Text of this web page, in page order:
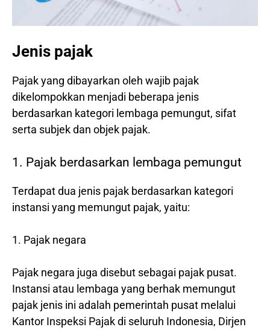
Jenis pajak
Pajak yang dibayarkan oleh wajib pajak
dikelompokkan menjadi beberapa jenis
berdasarkan kategori lembaga pemungut, sifat
serta subjek dan objek pajak.
1. Pajak berdasarkan lembaga pemungut
Terdapat dua jenis pajak berdasarkan kategori
instansi yang memungut pajak, yaitu:
1. Pajak negara
Pajak negara juga disebut sebagai pajak pusat.
Instansi atau lembaga yang berhak memungut
pajak jenis ini adalah pemerintah pusat melalui
Kantor Inspeksi Pajak di seluruh Indonesia, Dirjen